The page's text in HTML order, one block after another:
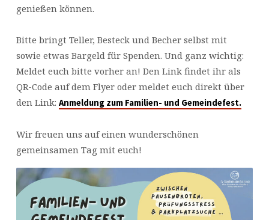
genießen können.
Bitte bringt Teller, Besteck und Becher selbst mit
sowie etwas Bargeld für Spenden. Und ganz wichtig:
Meldet euch bitte vorher an! Den Link findet ihr als
QR-Code auf dem Flyer oder meldet euch direkt über
den Link: Anmeldung zum Familien- und Gemeindefest.
Wir freuen uns auf einen wunderschönen
gemeinsamen Tag mit euch!